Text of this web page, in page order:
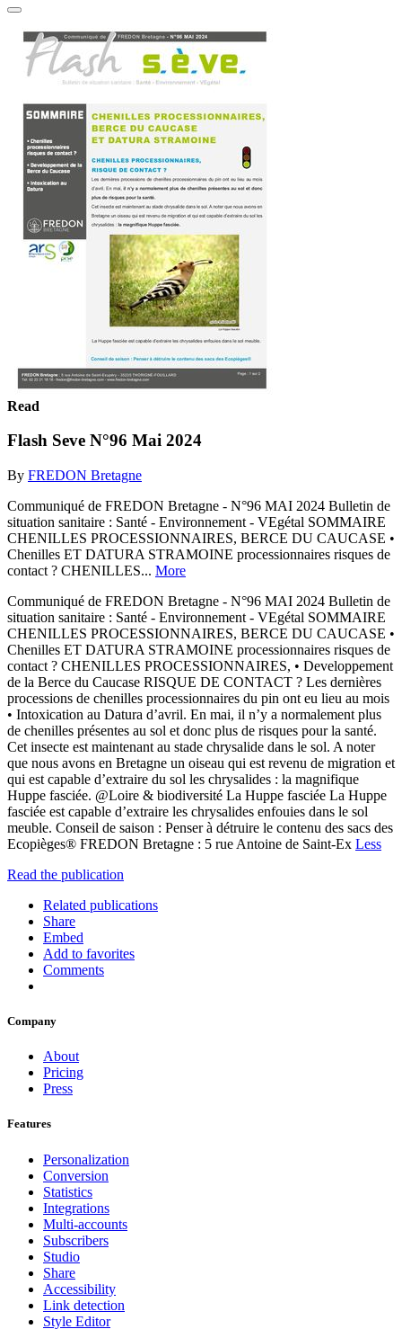
Read
Flash Seve N°96 Mai 2024
By FREDON Bretagne
Communiqué de FREDON Bretagne - N°96 MAI 2024 Bulletin de
situation sanitaire : Santé - Environnement - VEgétal SOMMAIRE
CHENILLES PROCESSIONNAIRES, BERCE DU CAUCASE •
Chenilles ET DATURA STRAMOINE processionnaires risques de
contact ? CHENILLES... More
Communiqué de FREDON Bretagne - N°96 MAI 2024 Bulletin de
situation sanitaire : Santé - Environnement - VEgétal SOMMAIRE
CHENILLES PROCESSIONNAIRES, BERCE DU CAUCASE •
Chenilles ET DATURA STRAMOINE processionnaires risques de
contact ? CHENILLES PROCESSIONNAIRES, • Developpement
de la Berce du Caucase RISQUE DE CONTACT ? Les dernières
processions de chenilles processionnaires du pin ont eu lieu au mois
• Intoxication au Datura d’avril. En mai, il n’y a normalement plus
de chenilles présentes au sol et donc plus de risques pour la santé.
Cet insecte est maintenant au stade chrysalide dans le sol. A noter
que nous avons en Bretagne un oiseau qui est revenu de migration et
qui est capable d’extraire du sol les chrysalides : la magnifique
Huppe fasciée. @Loire & biodiversité La Huppe fasciée La Huppe
fasciée est capable d’extraire les chrysalides enfouies dans le sol
meuble. Conseil de saison : Penser à détruire le contenu des sacs des
Ecopièges® FREDON Bretagne : 5 rue Antoine de Saint-Ex Less
Read the publication
Related publications
Share
Embed
Add to favorites
Comments
Company
About
Pricing
Press
Features
Personalization
Conversion
Statistics
Integrations
Multi-accounts
Subscribers
Studio
Share
Accessibility
Link detection
Style Editor